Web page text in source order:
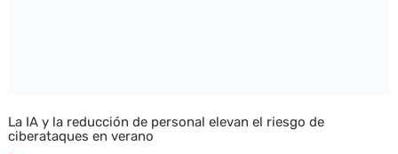
La IA y la reducción de personal elevan el riesgo de
ciberataques en verano